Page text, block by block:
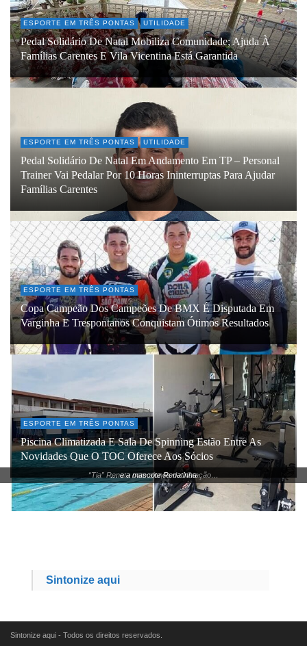
“Tia” Renata com alunos da Natação…
… e a mascote Renatinha
ESPORTE EM TRÊS PONTAS UTILIDADE
Pedal Solidário De Natal Mobiliza Comunidade; Ajuda À
Famílias Carentes E Vila Vicentina Está Garantida
ESPORTE EM TRÊS PONTAS UTILIDADE
Pedal Solidário De Natal Em Andamento Em TP – Personal
Trainer Vai Pedalar Por 10 Horas Ininterruptas Para Ajudar
Famílias Carentes
ESPORTE EM TRÊS PONTAS
Copa Campeão Dos Campeões De BMX É Disputada Em
Varginha E Trespontanos Conquistam Ótimos Resultados
ESPORTE EM TRÊS PONTAS
Piscina Climatizada E Sala De Spinning Estão Entre As
Novidades Que O TOC Oferece Aos Sócios
Sintonize aqui
Sintonize aqui - Todos os direitos reservados.